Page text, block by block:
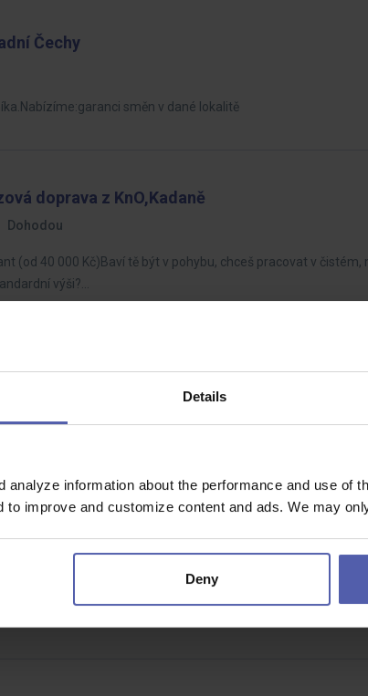
Details
analyze information about the performance and use of
to improve and customize content and ads. We may
Deny
Čechy
směn v dané lokalitě
doprava z KnO,Kadaně
Dohodou
(od 40 000 Kč)Baví tě být v pohybu, chceš pracovat v
výši?…
svářením. Jedná se o výrobu ocelových výrobků pro
Kč ⭐
45 000 Kč/měs
se cítíš jako doma? Umíš motivovat lidi, organizovat práci a
tebe…